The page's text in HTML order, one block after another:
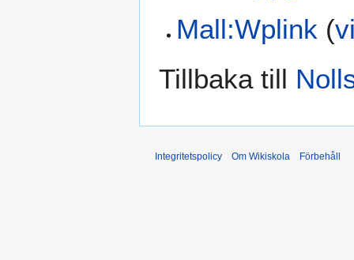
Mall:Wplink (
Tillbaka till
Integritetspolicy Om Wikiskola Förbehåll